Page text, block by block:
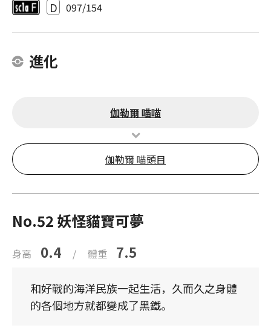
D 097/154
進化
伽勒爾 喵喵
伽勒爾 喵頭目
No.52 妖怪貓寶可夢
身高 0.4 / 體重 7.5
和好戰的海洋民族一起生活，久而久之身體
的各個地方就都變成了黑鐵。